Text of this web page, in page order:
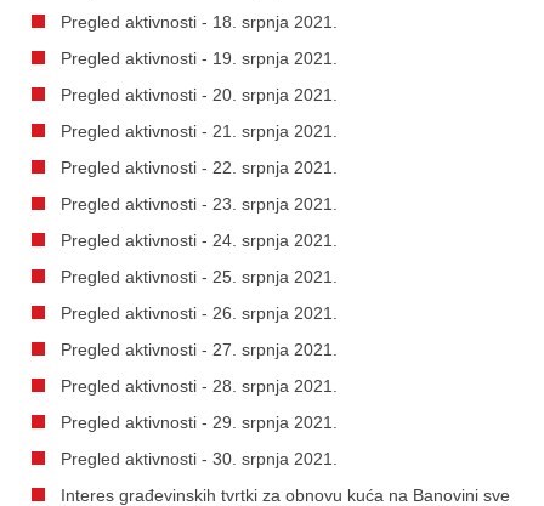
Pregled aktivnosti - 18. srpnja 2021.
Pregled aktivnosti - 19. srpnja 2021.
Pregled aktivnosti - 20. srpnja 2021.
Pregled aktivnosti - 21. srpnja 2021.
Pregled aktivnosti - 22. srpnja 2021.
Pregled aktivnosti - 23. srpnja 2021.
Pregled aktivnosti - 24. srpnja 2021.
Pregled aktivnosti - 25. srpnja 2021.
Pregled aktivnosti - 26. srpnja 2021.
Pregled aktivnosti - 27. srpnja 2021.
Pregled aktivnosti - 28. srpnja 2021.
Pregled aktivnosti - 29. srpnja 2021.
Pregled aktivnosti - 30. srpnja 2021.
Interes građevinskih tvrtki za obnovu kuća na Banovini sve